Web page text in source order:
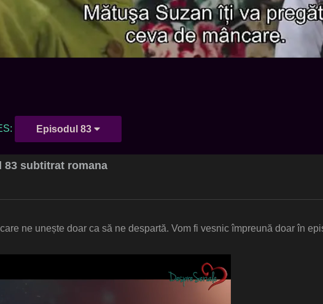
Episodul 83
83 subtitrat romana
ne unește doar ca să ne despartă. Vom fi vesnic împreună doar în